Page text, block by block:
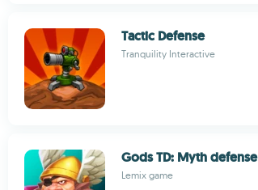
Tactic Defense
Tranquility Interactive
Gods TD: Myth defense
Lemix game